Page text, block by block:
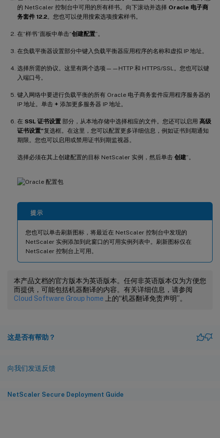
的 NetScaler 控制台中可用的所有样书。向下滚动并选择 Oracle 电子商
务套件 12.2。您也可以使用搜索选项搜索样书。
在“样书”面板中单击“创建配置”。
在负载平衡器设置部分中键入负载平衡器应用程序的名称和虚拟 IP 地址。
选择所需的协议。这里有两个选项——HTTP 和 HTTPS/SSL。您也可以键
入端口号。
键入网络中要进行负载平衡的所有 Oracle 电子商务套件应用程序服务器的
IP 地址。单击 + 添加更多服务器 IP 地址。
在 SSL 证书设置 部分，从本地存储中选择相应的文件。您还可以启用 高级
证书设置”复选框。在这里，您可以配置更多详细信息，例如证书到期通知
期限。您也可以启用或禁用证书到期监视器。
选择必须在其上创建配置的目标 NetScaler 实例，然后单击 创建”。
提示
您也可以单击刷新图标，将最近在 NetScaler 控制台中发现的
NetScaler 实例添加到此窗口的可用实例列表中。刷新图标仅在
NetScaler 控制台上可用。
本产品文档的官方版本为英语版本。任何非英语版本仅为方便您
而提供，可能包括机器翻译的内容。有关详细信息，请参阅
Cloud Software Group home 上的“机器翻译免责声明”。
这是否有帮助？
向我们发送反馈
NetScaler Secure Deployment Guide